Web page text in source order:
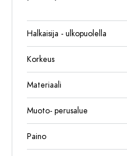
Halkaisija - ulkopuolella
Korkeus
Materiaali
Muoto- perusalue
Paino